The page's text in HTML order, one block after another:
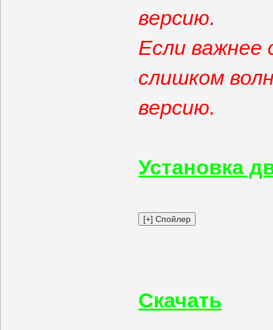
версию.
Если важнее
слишком
версию.
Установка
Скачать